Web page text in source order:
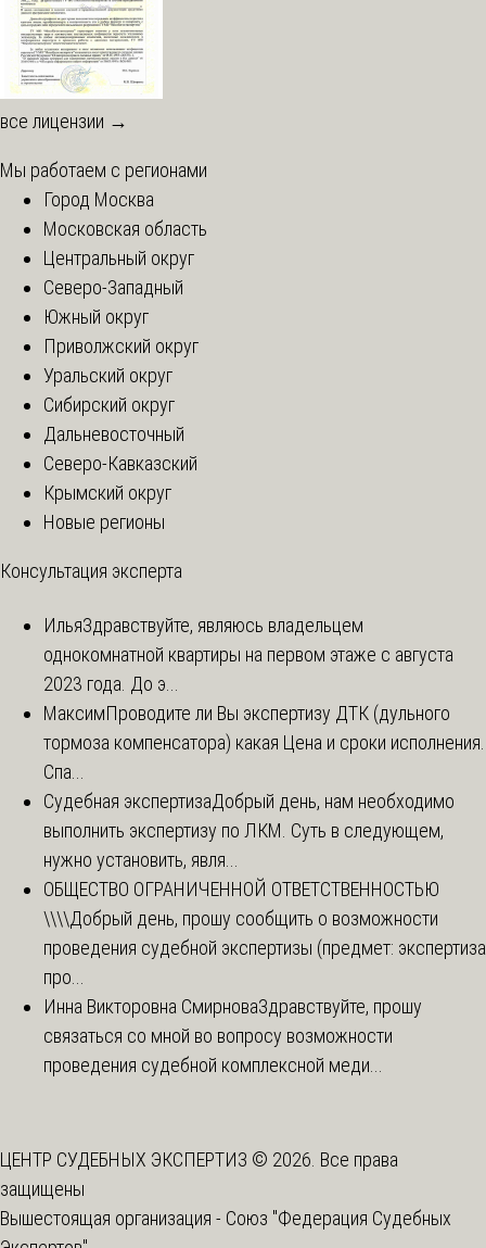
все лицензии →
Мы работаем с регионами
Город Москва
Московская область
Центральный округ
Северо-Западный
Южный округ
Приволжский округ
Уральский округ
Сибирский округ
Дальневосточный
Северо-Кавказский
Крымский округ
Новые регионы
Консультация эксперта
ИльяЗдравствуйте, являюсь владельцем
однокомнатной квартиры на первом этаже с августа
2023 года. До э...
МаксимПроводите ли Вы экспертизу ДТК (дульного
тормоза компенсатора) какая Цена и сроки исполнения.
Спа...
Судебная экспертизаДобрый день, нам необходимо
выполнить экспертизу по ЛКМ. Суть в следующем,
нужно установить, явля...
ОБЩЕСТВО ОГРАНИЧЕННОЙ ОТВЕТСТВЕННОСТЬЮ
\\\\Добрый день, прошу сообщить о возможности
проведения судебной экспертизы (предмет: экспертиза
про...
Инна Викторовна СмирноваЗдравствуйте, прошу
связаться со мной во вопросу возможности
проведения судебной комплексной меди...
ЦЕНТР СУДЕБНЫХ ЭКСПЕРТИЗ © 2026. Все права
защищены
Вышестоящая организация - Союз "Федерация Судебных